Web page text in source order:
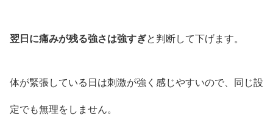
翌日に痛みが残る強さは強すぎと判断して下げます。
体が緊張している日は刺激が強く感じやすいので、同じ設
定でも無理をしません。